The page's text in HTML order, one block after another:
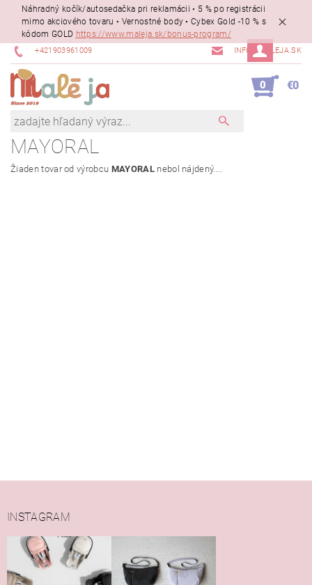
Náhradný kočík/autosedačka pri reklamácii • 5 % po registrácii
mimo akciového tovaru • Vernostné body • Cybex Gold -10 % s
kódom GOLD https://www.maleja.sk/bonus-program/
+421903961009 INFO@MALEJA.SK
0 €0
MAYORAL
Žiaden tovar od výrobcu MAYORALnebol nájdený....
INSTAGRAM